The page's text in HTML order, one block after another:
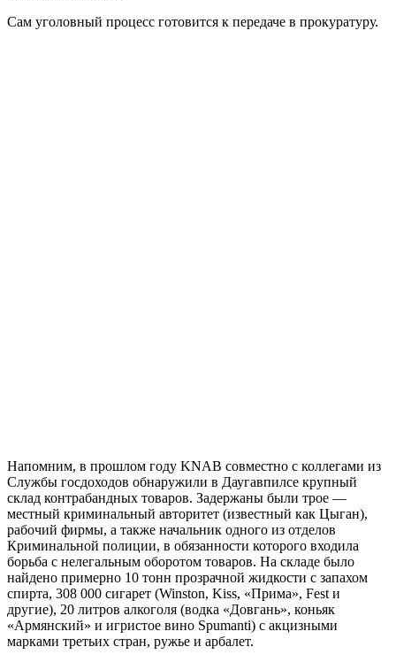
Сам уголовный процесс готовится к передаче в прокуратуру.
Напомним, в прошлом году KNAB совместно с коллегами из
Службы госдоходов обнаружили в Даугавпилсе крупный
склад контрабандных товаров. Задержаны были трое —
местный криминальный авторитет (известный как Цыган),
рабочий фирмы, а также начальник одного из отделов
Криминальной полиции, в обязанности которого входила
борьба с нелегальным оборотом товаров. На складе было
найдено примерно 10 тонн прозрачной жидкости с запахом
спирта, 308 000 сигарет (Winston, Kiss, «Прима», Fest и
другие), 20 литров алкоголя (водка «Довгань», коньяк
«Армянский» и игристое вино Spumanti) с акцизными
марками третьих стран, ружье и арбалет.